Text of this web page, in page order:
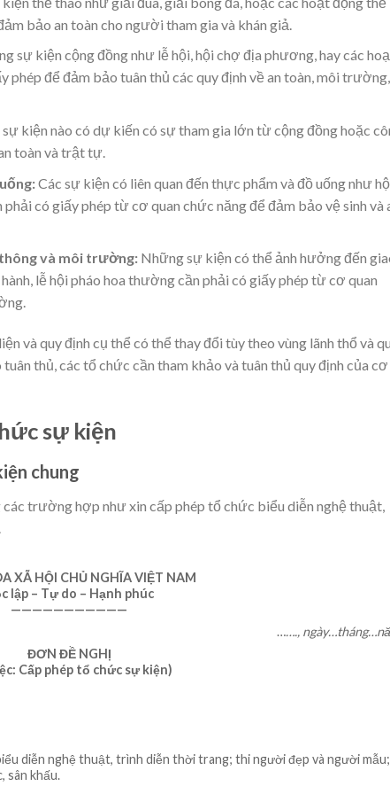
bảo an toàn cho người tham gia và khán giả.
sự kiện cộng đồng như lễ hội, hội chợ địa phương, hay các
phép để đảm bảo tuân thủ các quy định về an toàn, môi
kiện nào có dự kiến có sự tham gia lớn từ cộng đồng hoặc
toàn và trật tự.
Các sự kiện có liên quan đến thực phẩm và đồ uống như
có giấy phép từ cơ quan chức năng để đảm bảo vệ sinh và
và môi trường:Những sự kiện có thể ảnh hưởng đến
lễ hội pháo hoa thường cần phải có giấy phép từ cơ quan
và quy định cụ thể có thể thay đổi tùy theo vùng lãnh thổ và
thủ, các tổ chức cần tham khảo và tuân thủ quy định của cơ
sự kiện
chung
trường hợp như xin cấp phép tổ chức biểu diễn nghệ thuật,
XÃ HỘI CHỦ NGHĨA VIỆT NAM
lập – Tự do – Hạnh phúc
———————————
…….,
ĐƠN ĐỀ NGHỊ
Cấp phép tổ chức sự kiện)
diễn nghệ thuật, trình diễn thời trang; thi người đẹp và người
sân khấu.